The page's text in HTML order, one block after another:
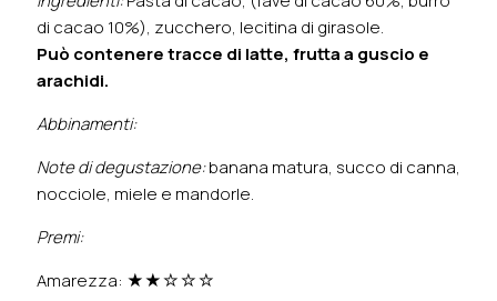
di cacao 10%), zucchero, lecitina di girasole.
Può contenere tracce di latte, frutta a guscio e
arachidi.
Abbinamenti:
Note di degustazione:banana matura, succo di canna,
nocciole, miele e mandorle.
Premi:
Amarezza: ★★☆☆☆